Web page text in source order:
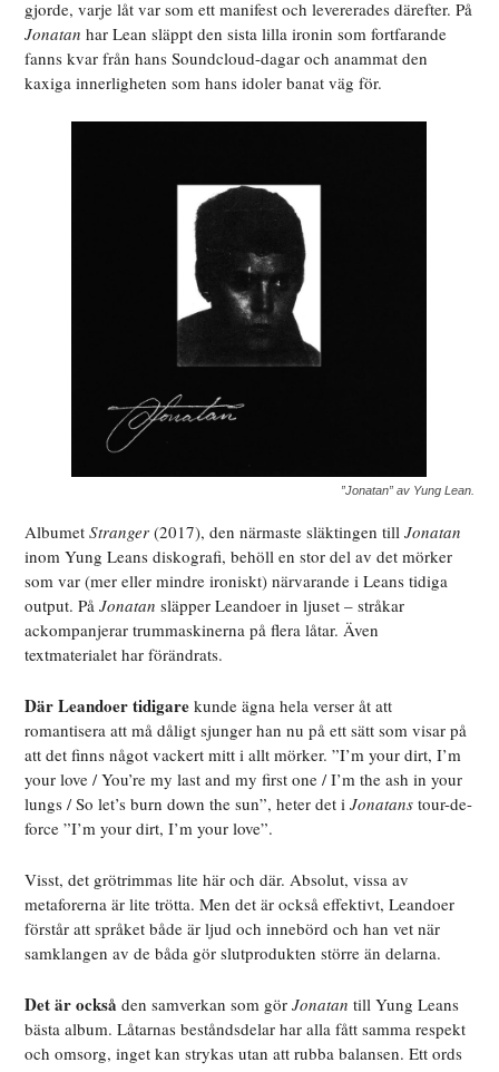
gjorde, varje låt var som ett manifest och levererades därefter. På
Jonatan har Lean släppt den sista lilla ironin som fortfarande
fanns kvar från hans Soundcloud-dagar och anammat den
kaxiga innerligheten som hans idoler banat väg för.
”Jonatan” av Yung Lean.
AlbumetStranger (2017), den närmaste släktingen tillJonatan
inom Yung Leans diskografi, behöll en stor del av det mörker
som var (mer eller mindre ironiskt) närvarande i Leans tidiga
output. PåJonatan släpper Leandoer in ljuset – stråkar
ackompanjerar trummaskinerna på flera låtar. Även
textmaterialet har förändrats.
Där Leandoer tidigare kunde ägna hela verser åt att
romantisera att må dåligt sjunger han nu på ett sätt som visar på
att det finns något vackert mitt i allt mörker. ”I’m your dirt, I’m
your love / You’re my last and my first one / I’m the ash in your
lungs / So let’s burn down the sun”, heter det iJonatans tour-de-
force ”I’m your dirt, I’m your love”.
Visst, det grötrimmas lite här och där. Absolut, vissa av
metaforerna är lite trötta. Men det är också effektivt, Leandoer
förstår att språket både är ljud och innebörd och han vet när
samklangen av de båda gör slutprodukten större än delarna.
Det är också den samverkan som görJonatan till Yung Leans
bästa album. Låtarnas beståndsdelar har alla fått samma respekt
och omsorg, inget kan strykas utan att rubba balansen. Ett ords